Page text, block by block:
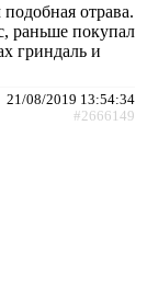
отрава.
раньше покупал
гриндаль и
21/08/2019 13:54:34
#2666149